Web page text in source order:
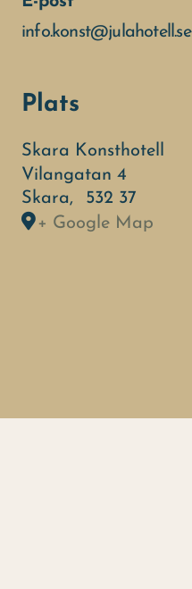
info.konst@julahotell.se
Plats
Skara Konsthotell
Vilangatan 4
Skara,
532 37
+ Google Map